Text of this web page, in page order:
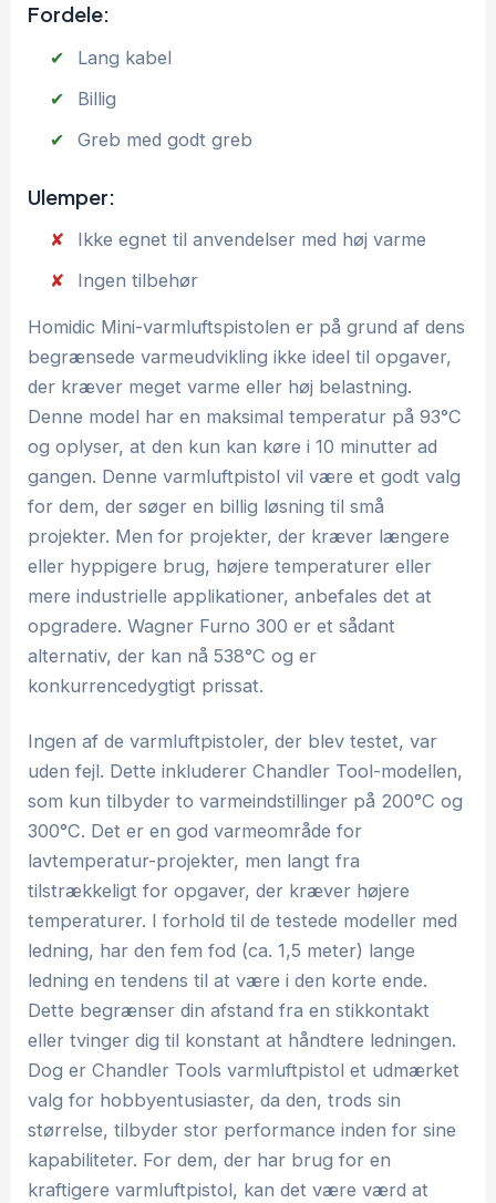
Fordele:
Lang kabel
Billig
Greb med godt greb
Ulemper:
Ikke egnet til anvendelser med høj varme
Ingen tilbehør
Homidic Mini-varmluftspistolen er på grund af dens
begrænsede varmeudvikling ikke ideel til opgaver,
der kræver meget varme eller høj belastning.
Denne model har en maksimal temperatur på 93°C
og oplyser, at den kun kan køre i 10 minutter ad
gangen. Denne varmluftpistol vil være et godt valg
for dem, der søger en billig løsning til små
projekter. Men for projekter, der kræver længere
eller hyppigere brug, højere temperaturer eller
mere industrielle applikationer, anbefales det at
opgradere. Wagner Furno 300 er et sådant
alternativ, der kan nå 538°C og er
konkurrencedygtigt prissat.
Ingen af de varmluftpistoler, der blev testet, var
uden fejl. Dette inkluderer Chandler Tool-modellen,
som kun tilbyder to varmeindstillinger på 200°C og
300°C. Det er en god varmeområde for
lavtemperatur-projekter, men langt fra
tilstrækkeligt for opgaver, der kræver højere
temperaturer. I forhold til de testede modeller med
ledning, har den fem fod (ca. 1,5 meter) lange
ledning en tendens til at være i den korte ende.
Dette begrænser din afstand fra en stikkontakt
eller tvinger dig til konstant at håndtere ledningen.
Dog er Chandler Tools varmluftpistol et udmærket
valg for hobbyentusiaster, da den, trods sin
størrelse, tilbyder stor performance inden for sine
kapabiliteter. For dem, der har brug for en
kraftigere varmluftpistol, kan det være værd at